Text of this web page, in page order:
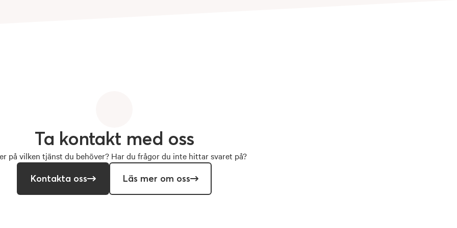
Ta kontakt med oss
på vilken tjänst du behöver? Har du frågor du inte hittar svaret på?
Kontakta oss Läs mer om oss